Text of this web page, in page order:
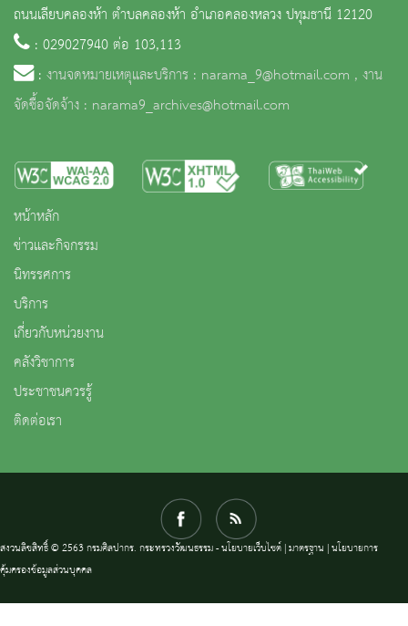
ถนนเลียบคลองห้า ตำบลคลองห้า อำเภอคลองหลวง ปทุมธานี 12120
: 029027940 ต่อ 103,113
: งานจดหมายเหตุและบริการ : narama_9@hotmail.com , งาน
จัดซื้อจัดจ้าง : narama9_archives@hotmail.com
หน้าหลัก
ข่าวและกิจกรรม
นิทรรศการ
บริการ
เกี่ยวกับหน่วยงาน
คลังวิชาการ
ประชาชนควรรู้
ติดต่อเรา
สงวนลิขสิทธิ์ © 2563 กรมศิลปากร. กระทรวงวัฒนธรรม -นโยบายเว็บไซต์|มาตรฐาน |นโยบายการ
คุ้มครองข้อมูลส่วนบุคคล